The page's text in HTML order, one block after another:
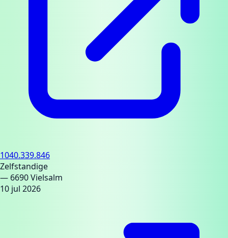
1040.339.846
Zelfstandige
— 6690 Vielsalm
10 jul 2026